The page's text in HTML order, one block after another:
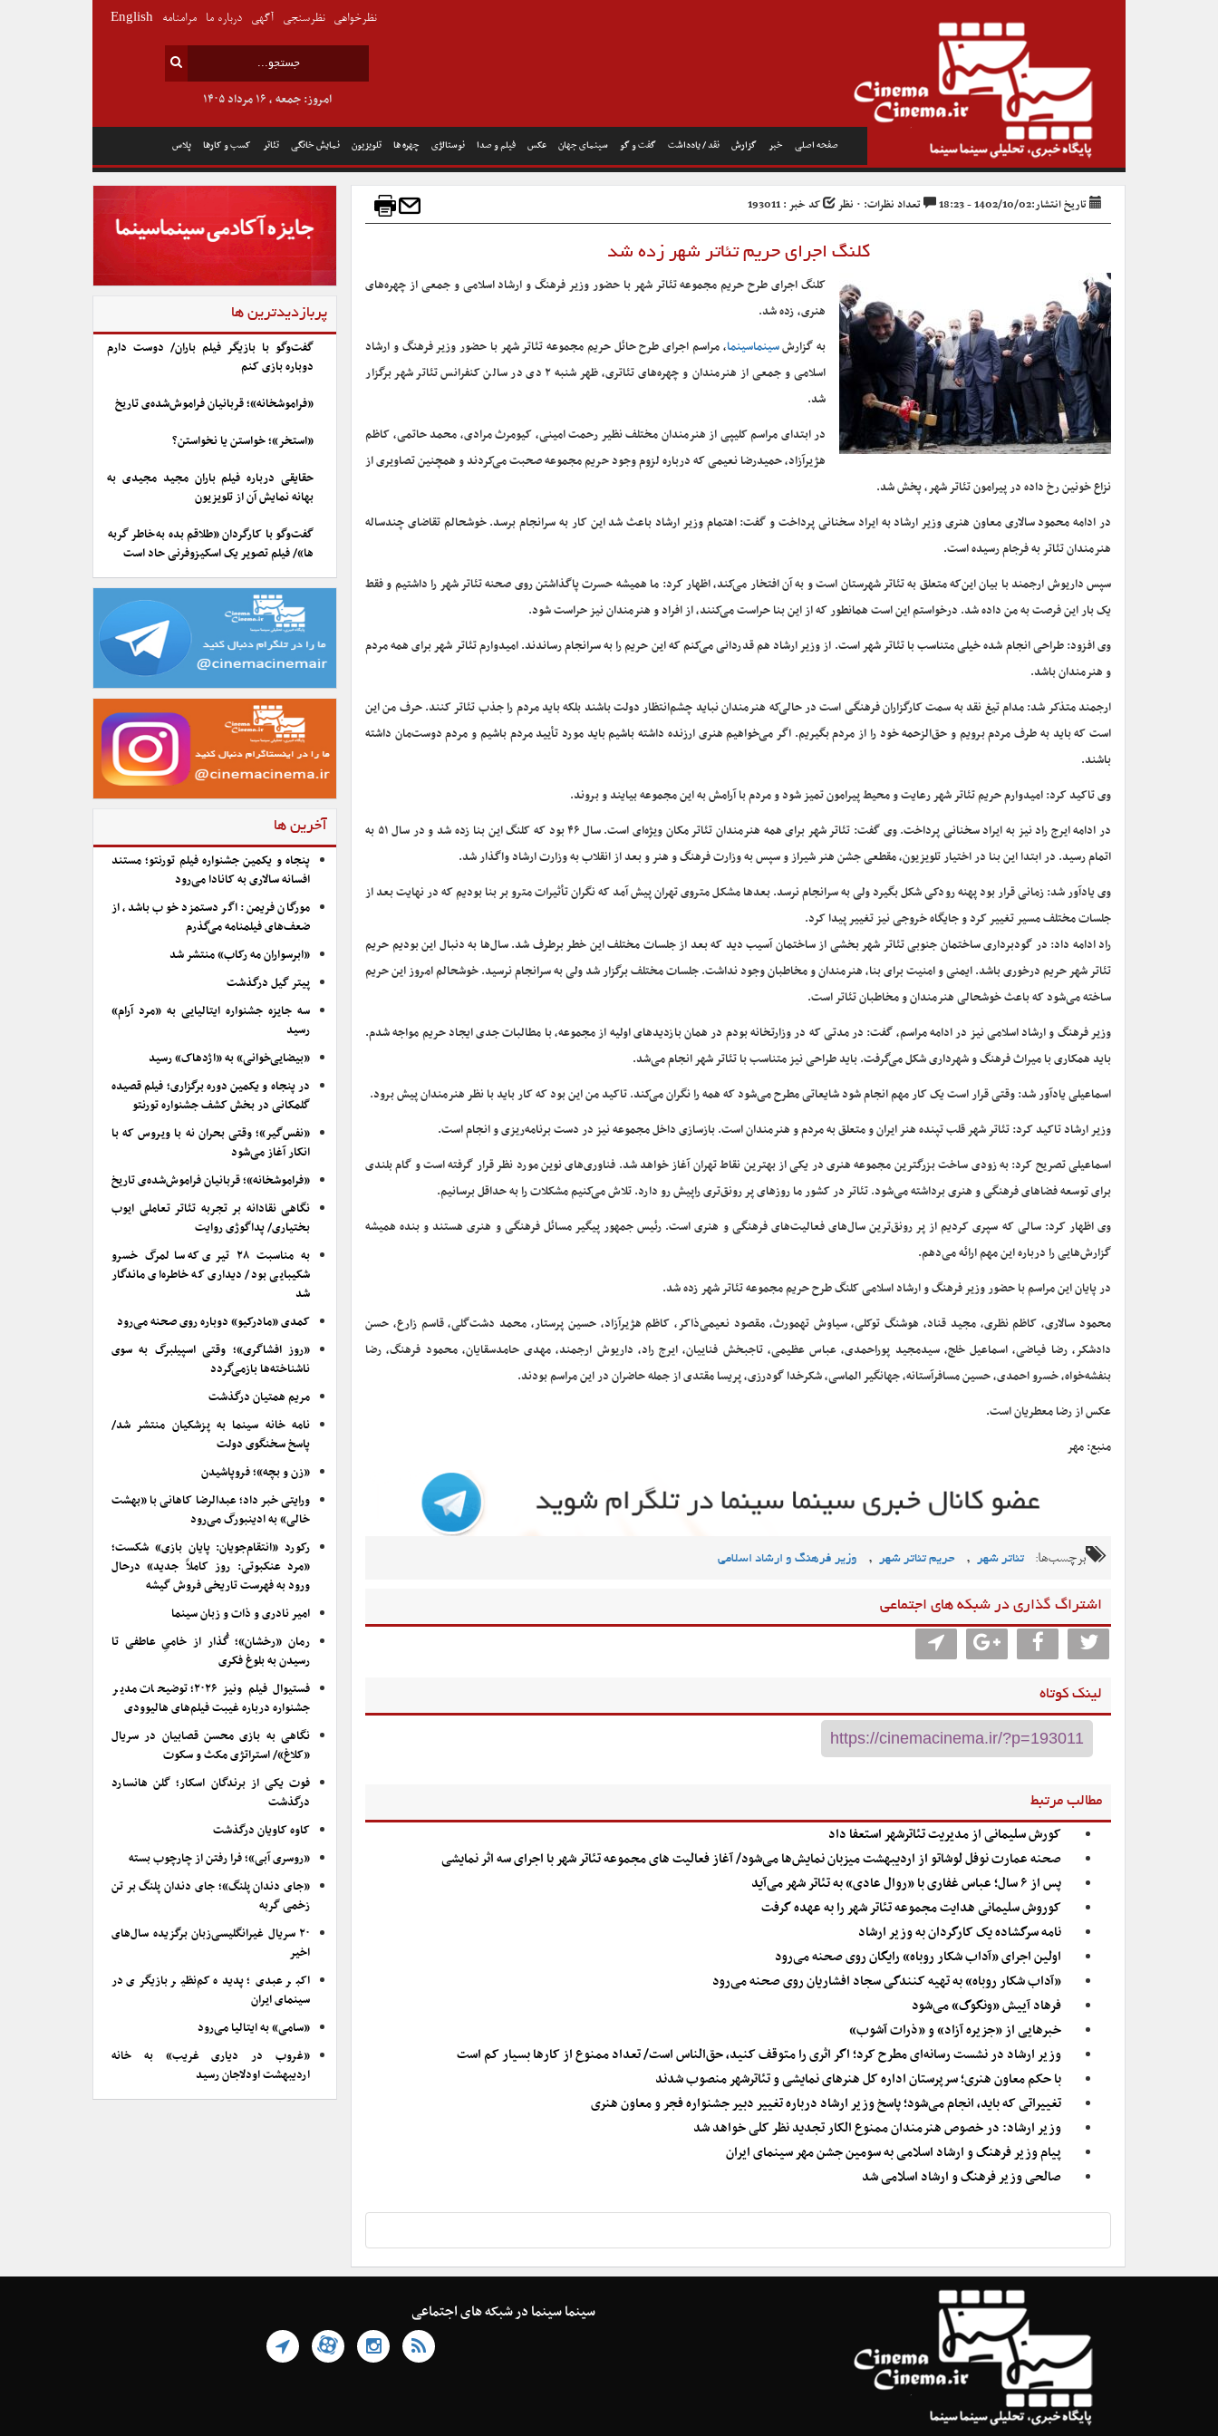
صفحه اصلی خبر گزارش نقد / یادداشت گفت و گو سینمای جهان عکس فیلم و صدا نوستالژی چهره ها تلویزیون نمایش خانگی تئاتر کسب و کارها پلاس
امروز: جمعه , ۱۶ مرداد ۱۴۰۵
نظرخواهی نظرسنجی آگهی درباره ما مرامنامه English
تاریخ انتشار:1402/10/02 - 18:23 تعداد نظرات: ۰ نظر کد خبر : 193011
کلنگ اجرای حریم تئاتر شهر زده شد
کلنگ اجرای طرح حریم مجموعه تئاتر شهر با حضور وزیر فرهنگ و ارشاد اسلامی و جمعی از چهره‌های
هنری، زده شد.
به گزارشسینماسینما، مراسم اجرای طرح حائل حریم مجموعه تئاتر شهر با حضور وزیر فرهنگ و ارشاد
اسلامی و جمعی از هنرمندان و چهره‌های تئاتری، ظهر شنبه ۲ دی در سالن کنفرانس تئاتر شهر برگزار
شد.
در ابتدای مراسم کلیپی از هنرمندان مختلف نظیر رحمت امینی، کیومرث مرادی، محمد حاتمی، کاظم
هژیرآزاد، حمیدرضا نعیمی که درباره لزوم وجود حریم مجموعه صحبت می‌کردند و همچنین تصاویری از
نزاع خونین رخ داده در پیرامون تئاتر شهر، پخش شد.
در ادامه محمود سالاری معاون هنری وزیر ارشاد به ایراد سخنانی پرداخت و گفت: اهتمام وزیر ارشاد باعث شد این کار به سرانجام برسد. خوشحالم تقاضای چندساله
هنرمندان تئاتر به فرجام رسیده است.
سپس داریوش ارجمند با بیان این‌که متعلق به تئاتر شهرستان است و به آن افتخار می‌کند، اظهار کرد: ما همیشه حسرت پاگذاشتن روی صحنه تئاتر شهر را داشتیم و فقط
یک بار این فرصت به من داده شد. درخواستم این است همانطور که از این بنا حراست می‌کنند، از افراد و هنرمندان نیز حراست شود.
وی افزود: طراحی انجام شده خیلی متناسب با تئاتر شهر است. از وزیر ارشاد هم قدردانی می‌کنم که این حریم را به سرانجام رساندند. امیدوارم تئاتر شهر برای همه مردم
و هنرمندان باشد.
ارجمند متذکر شد: مدام تیغ نقد به سمت کارگزاران فرهنگی است در حالی‌که هنرمندان نباید چشم‌انتظار دولت باشند بلکه باید مردم را جذب تئاتر کنند. حرف من این
است که باید به طرف مردم برویم و حق‌الزحمه خود را از مردم بگیریم. اگر می‌خواهیم هنری ارزنده داشته باشیم باید مورد تأیید مردم باشیم و مردم دوست‌مان داشته
باشند.
وی تاکید کرد: امیدوارم حریم تئاتر شهر رعایت و محیط پیرامون تمیز شود و مردم با آرامش به این مجموعه بیایند و بروند.
در ادامه ایرج راد نیز به ایراد سخنانی پرداخت. وی گفت: تئاتر شهر برای همه هنرمندان تئاتر مکان ویژه‌ای است. سال ۴۶ بود که کلنگ این بنا زده شد و در سال ۵۱ به
اتمام رسید. در ابتدا این بنا در اختیار تلویزیون، مقطعی جشن هنر شیراز و سپس به وزارت فرهنگ و هنر و بعد از انقلاب به وزارت ارشاد واگذار شد.
وی یادآور شد: زمانی قرار بود پهنه رودکی شکل بگیرد ولی به سرانجام نرسد. بعدها مشکل متروی تهران پیش آمد که نگران تأثیرات مترو بر بنا بودیم که در نهایت بعد از
جلسات مختلف مسیر تغییر کرد و جایگاه خروجی نیز تغییر پیدا کرد.
راد ادامه داد: در گودبرداری ساختمان جنوبی تئاتر شهر بخشی از ساختمان آسیب دید که بعد از جلسات مختلف این خطر برطرف شد. سال‌ها به دنبال این بودیم حریم
تئاتر شهر حریم درخوری باشد. ایمنی و امنیت برای بنا، هنرمندان و مخاطبان وجود نداشت. جلسات مختلف برگزار شد ولی به سرانجام نرسید. خوشحالم امروز این حریم
ساخته می‌شود که باعث خوشحالی هنرمندان و مخاطبان تئاتر است.
وزیر فرهنگ و ارشاد اسلامی نیز در ادامه مراسم، گفت: در مدتی که در وزارتخانه بودم در همان بازدیدهای اولیه از مجموعه، با مطالبات جدی ایجاد حریم مواجه شدم.
باید همکاری با میراث فرهنگ و شهرداری شکل می‌گرفت. باید طراحی نیز متناسب با تئاتر شهر انجام می‌شد.
اسماعیلی یادآور شد: وقتی قرار است یک کار مهم انجام شود شایعاتی مطرح می‌شود که همه را نگران می‌کند. تاکید من این بود که کار باید با نظر هنرمندان پیش برود.
وزیر ارشاد تاکید کرد: تئاتر شهر قلب تپنده هنر ایران و متعلق به مردم و هنرمندان است. بازسازی داخل مجموعه نیز در دست برنامه‌ریزی و انجام است.
اسماعیلی تصریح کرد: به زودی ساخت بزرگترین مجموعه هنری در یکی از بهترین نقاط تهران آغاز خواهد شد. فناوری‌های نوین مورد نظر قرار گرفته است و گام بلندی
برای توسعه فضاهای فرهنگی و هنری برداشته می‌شود. تئاتر در کشور ما روزهای پر رونق‌تری راپیش رو دارد. تلاش می‌کنیم مشکلات را به حداقل برسانیم.
وی اظهار کرد: سالی که سپری کردیم از پر رونق‌ترین سال‌های فعالیت‌های فرهنگی و هنری است. رئیس جمهور پیگیر مسائل فرهنگی و هنری هستند و بنده همیشه
گزارش‌هایی را درباره این مهم ارائه می‌دهم.
در پایان این مراسم با حضور وزیر فرهنگ و ارشاد اسلامی کلنگ طرح حریم مجموعه تئاتر شهر زده شد.
محمود سالاری، کاظم نظری، مجید قناد، هوشنگ توکلی، سیاوش تهمورث، مقصود نعیمی‌ذاکر، کاظم هژیرآزاد، حسین پرستار، محمد دشت‌گلی، قاسم زارع، حسن
دادشکر، رضا فیاضی، اسماعیل خلج، سیدمجید پوراحمدی، عباس عظیمی، تاجبخش فناییان، ایرج راد، داریوش ارجمند، مهدی حامدسقایان، محمود فرهنگ، رضا
بنفشه‌خواه، خسرو احمدی، حسین مسافرآستانه، جهانگیر الماسی، شکرخدا گودرزی، پریسا مقتدی از جمله حاضران در این مراسم بودند.
عکس از رضا معطریان است.
منبع: مهر
برچسب‌ها: تئاتر شهر , حریم تئاتر شهر , وزیر فرهنگ و ارشاد اسلامی
اشتراگ گذاری در شبکه های اجتماعی
لینک کوتاه
مطالب مرتبط
کورش سلیمانی از مدیریت تئاترشهر استعفا داد
صحنه عمارت نوفل لوشاتو از اردیبهشت میزبان نمایش‌ها می‌شود/ آغاز فعالیت های مجموعه تئاتر شهر با اجرای سه اثر نمایشی
پس از ۶ سال؛ عباس غفاری با «روال عادی» به تئاتر شهر می‌آید
کوروش سلیمانی هدایت مجموعه تئاتر شهر را به عهده گرفت
نامه سرگشاده یک کارگردان به وزیر ارشاد
اولین اجرای «آداب شکار روباه» رایگان روی صحنه می‌رود
«آداب شکار روباه» به تهیه کنندگی سجاد افشاریان روی صحنه می‌رود
فرهاد آییش «ونگوگ» می‌شود
خبرهایی از «جزیره آزاد» و «ذرات آشوب»
وزیر ارشاد در نشست رسانه‌ای مطرح کرد؛ اگر اثری را متوقف کنید، حق‌الناس است/ تعداد ممنوع از کارها بسیار کم است
با حکم معاون هنری؛ سرپرستان اداره کل هنرهای نمایشی و تئاترشهر منصوب شدند
تغییراتی که باید، انجام می‌شود؛ پاسخ وزیر ارشاد درباره تغییر دبیر جشنواره فجر و معاون هنری
وزیر ارشاد: در خصوص هنرمندان ممنوع الکار تجدید نظر کلی خواهد شد
پیام وزیر فرهنگ و ارشاد اسلامی به سومین جشن مهر سینمای ایران
صالحی وزیر فرهنگ و ارشاد اسلامی شد
پربازدیدترین ها
گفت‌وگو با بازیگر فیلم باران/ دوست دارم
دوباره بازی کنم
«فراموشخانه»؛ قربانیان فراموش‌شده‌ی تاریخ
«استخر»؛ خواستن یا نخواستن؟
حقایقی درباره فیلم باران مجید مجیدی به
بهانه نمایش آن از تلویزیون
گفت‌وگو با کارگردان «طلاقم بده به خاطر گربه
ها»/ فیلم تصویر یک اسکیزوفرنی حاد است
آخرین ها
پنجاه و یکمین جشنواره فیلم تورنتو؛ مستند
افسانه سالاری به کانادا می‌رود
مورگان فریمن: اگر دستمزد خوب باشد، از
ضعف‌های فیلمنامه می‌گذرم
«ابرسواران مه رکاب» منتشر شد
پیتر گیل درگذشت
سه جایزه جشنواره ایتالیایی به «مرد آرام»
رسید
«بیضایی‌خوانی» به «اژدهاک» رسید
در پنجاه و یکمین دوره برگزاری؛ فیلم قصیده
گلمکانی در بخش کشف جشنواره تورنتو
«نفس‌گیر»؛ وقتی بحران نه با ویروس که با
انکار آغاز می‌شود
«فراموشخانه»؛ قربانیان فراموش‌شده‌ی تاریخ
نگاهی نقادانه بر تجربه تئاتر تعاملی ایوب
بختیاری/ پداگوژی روایت
به مناسبت ۲۸ تیری که سالمرگ خسرو
شکیبایی بود/ دیداری که خاطره‌ای ماندگار
شد
کمدی «مادرکیو» دوباره روی صحنه می‌رود
«روز افشاگری»؛ وقتی اسپیلبرگ به سوی
ناشناخته‌ها بازمی‌گردد
مریم همتیان درگذشت
نامه خانه سینما به پزشکیان منتشر شد/
پاسخ سخنگوی دولت
«زن و بچه»؛ فروپاشیدن
ورایتی خبر داد؛ عبدالرضا کاهانی با «بهشت
خالی» به ادینبورگ می‌رود
رکورد «انتقام‌جویان: پایان بازی» شکست؛
«مرد عنکبوتی: روز کاملاً جدید» درحال
ورود به فهرست تاریخی فروش گیشه
امیر نادری و ذات و زبان سینما
رمان «رخشان»؛ گُذار از خامیِ عاطفی تا
رسیدن به بلوغ فکری
فستیوال فیلم ونیز ۲۰۲۶؛ توضیحات مدیر
جشنواره درباره غیبت فیلم‌های هالیوودی
نگاهی به بازی محسن قصابیان در سریال
«کلاغ»/ استراتژی مکث و سکوت
فوت یکی از برندگان اسکار؛ گلن هانسارد
درگذشت
کاوه کاویان درگذشت
«روسری آبی»؛ فرا رفتن از چارچوب بسته
«جای دندان پلنگ»؛ جای دندان پلنگ بر تن
زخمی گربه
۲۰ سریال غیرانگلیسی‌زبان برگزیده سال‌های
اخیر
اکبر عبدی؛ پدیده کم‌نظیر بازیگری در
سینمای ایران
«سامی» به ایتالیا می‌رود
«غروب در دیاری غریب» به خانه
اردیبهشت اودلاجان رسید
سینما سینما در شبکه های اجتماعی